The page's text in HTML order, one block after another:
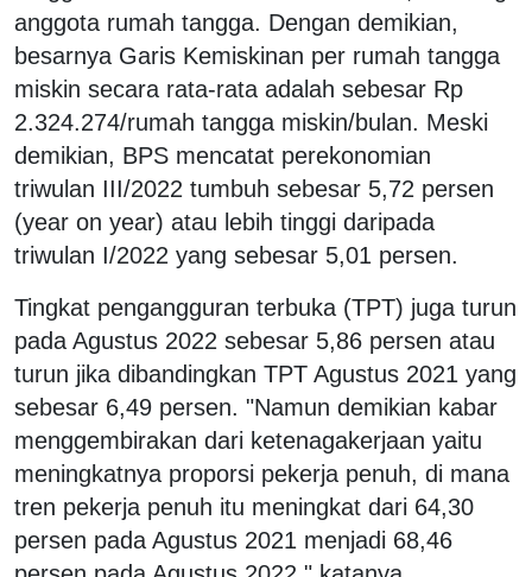
anggota rumah tangga. Dengan demikian,
besarnya Garis Kemiskinan per rumah tangga
miskin secara rata-rata adalah sebesar Rp
2.324.274/rumah tangga miskin/bulan. Meski
demikian, BPS mencatat perekonomian
triwulan III/2022 tumbuh sebesar 5,72 persen
(year on year) atau lebih tinggi daripada
triwulan I/2022 yang sebesar 5,01 persen.
Tingkat pengangguran terbuka (TPT) juga turun
pada Agustus 2022 sebesar 5,86 persen atau
turun jika dibandingkan TPT Agustus 2021 yang
sebesar 6,49 persen. "Namun demikian kabar
menggembirakan dari ketenagakerjaan yaitu
meningkatnya proporsi pekerja penuh, di mana
tren pekerja penuh itu meningkat dari 64,30
persen pada Agustus 2021 menjadi 68,46